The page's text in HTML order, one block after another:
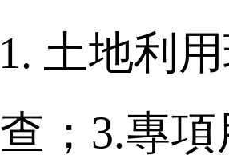
地利用
；3.專